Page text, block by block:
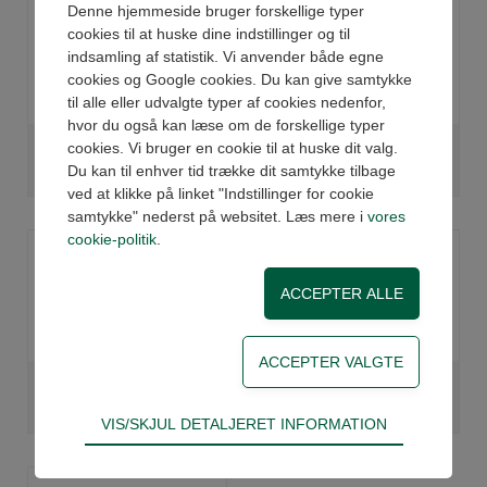
STEMPELSTANGSLØS
CYLINDER Ø25 SS
STEMPELSTANGSLØS
CYLINDER Ø32 SS
STEMPELSTANGSLØS
Denne hjemmeside bruger forskellige typer
cookies til at huske dine indstillinger og til
indsamling af statistik. Vi anvender både egne
cookies og Google cookies. Du kan give samtykke
til alle eller udvalgte typer af cookies nedenfor,
hvor du også kan læse om de forskellige typer
cookies. Vi bruger en cookie til at huske dit valg.
Du kan til enhver tid trække dit samtykke tilbage
ved at klikke på linket "Indstillinger for cookie
samtykke" nederst på websitet. Læs mere i vores
cookie-politik
Teknisk
Tekniske cookies er nødvendige for hjemmesidens
VIS/SKJUL DETALJERET INFORMATION